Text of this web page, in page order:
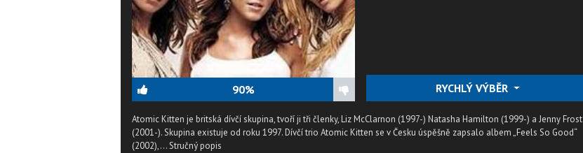
90% RYCHLÝ VÝBĚR
Atomic Kitten je britská dívčí skupina, tvoří ji tři členky, Liz McClarnon (1997-) Natasha Hamilton (1999-) a Jenny Frost
(2001-). Skupina existuje od roku 1997. Dívčí trio Atomic Kitten se v Česku úspěšně zapsalo albem „Feels So Good“
(2002),...Stručný popis